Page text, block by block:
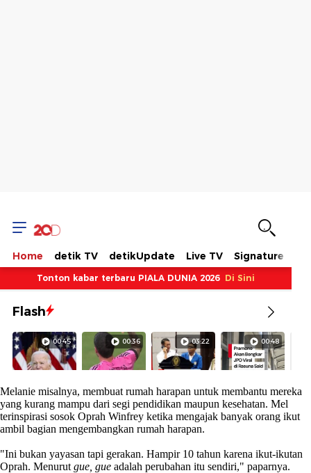
Melanie misalnya, membuat rumah harapan untuk membantu mereka
yang kurang mampu dari segi pendidikan maupun kesehatan. Mel
terinspirasi sosok Oprah Winfrey ketika mengajak banyak orang ikut
ambil bagian mengembangkan rumah harapan.
"Ini bukan yayasan tapi gerakan. Hampir 10 tahun karena ikut-ikutan
Oprah. Menurut gue, gue adalah perubahan itu sendiri," paparnya.